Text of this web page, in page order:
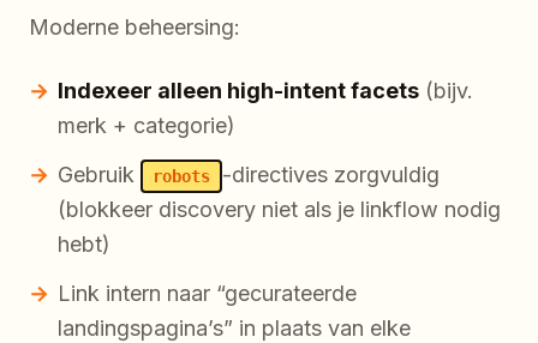
Moderne beheersing:
Indexeer alleen high-intent facets (bijv.
merk + categorie)
Gebruik
robots
-directives zorgvuldig
(blokkeer discovery niet als je linkflow nodig
hebt)
Link intern naar “gecurateerde
landingspagina’s” in plaats van elke